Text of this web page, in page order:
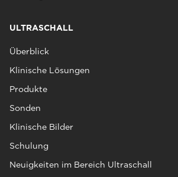
ULTRASCHALL
Überblick
Klinische Lösungen
Produkte
Sonden
Klinische Bilder
Schulung
Neuigkeiten im Bereich Ultraschall